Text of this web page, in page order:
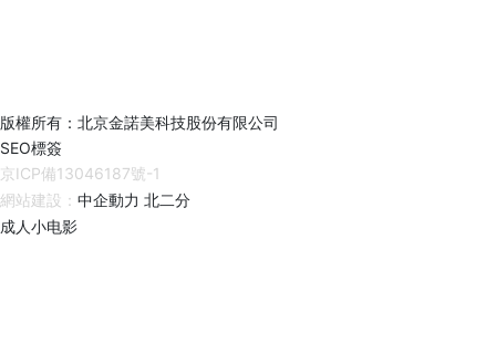
版權所有：北京金諾美科技股份有限公司
SEO標簽
京ICP備13046187號-1
網站建設： 中企動力 北二分
成人小电影